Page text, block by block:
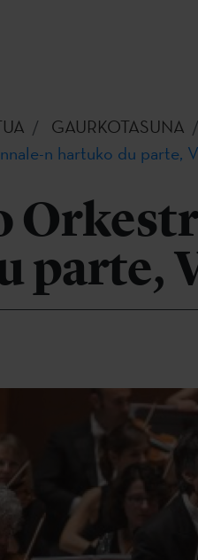
GAURKOTASUNA
n hartuko du parte,
parte,